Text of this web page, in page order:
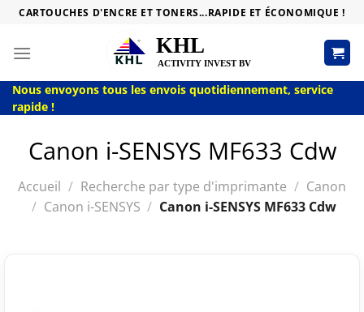
Passer
contenu
CARTOUCHES D'ENCRE ET TONERS...RAPIDE ET ÉCONOMIQUE !
Nous envoyons tous les envois quotidiennement, service
rapide !
Canon i-SENSYS MF633 Cdw
Accueil / Recherche par type d'imprimante / Canon
/ Canon i-SENSYS / Canon i-SENSYS MF633 Cdw